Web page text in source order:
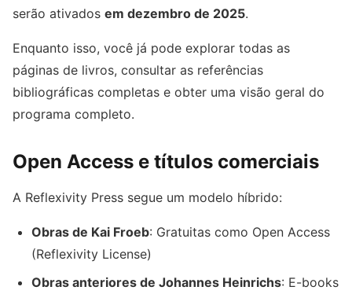
serão ativados em dezembro de 2025.
Enquanto isso, você já pode explorar todas as
páginas de livros, consultar as referências
bibliográficas completas e obter uma visão geral do
programa completo.
Open Access e títulos comerciais
A Reflexivity Press segue um modelo híbrido:
Obras de Kai Froeb: Gratuitas como Open Access
(Reflexivity License)
Obras anteriores de Johannes Heinrichs: E-books